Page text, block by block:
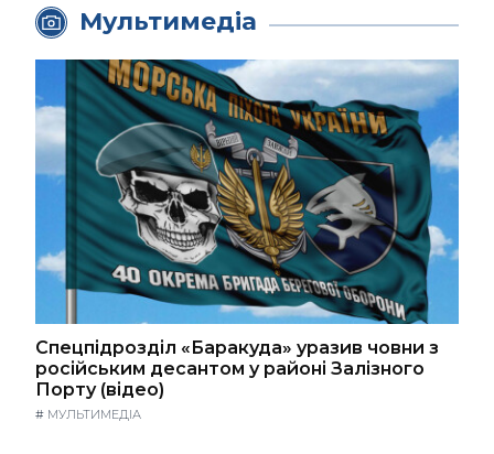
Мультимедіа
Спецпідрозділ «Баракуда» уразив човни з
російським десантом у районі Залізного
Порту (відео)
# МУЛЬТИМЕДІА